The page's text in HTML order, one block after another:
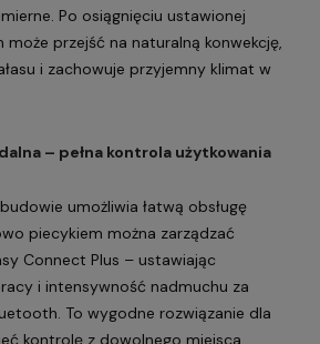
Po osiągnięciu ustawionej
przejść na naturalną konwekcję,
i zachowuje przyjemny klimat w
– pełna kontrola użytkowania
umożliwia łatwą obsługę
piecykiem można zarządzać
Connect Plus – ustawiając
i intensywność nadmuchu za
To wygodne rozwiązanie dla
kontrolę z dowolnego miejsca.